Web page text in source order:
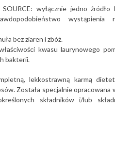
wyłącznie jedno źródło
wystąpienia
bez ziaren i zbóż.
kwasu laurynowego
bakterii.
lekkostrawną karmą
Została specjalnie opracowana
składników i/lub